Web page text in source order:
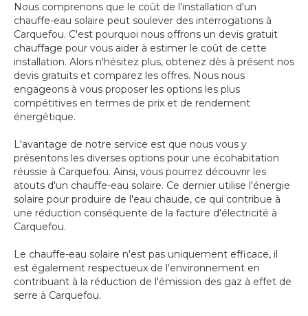
Nous comprenons que le coût de l'installation d'un
chauffe-eau solaire peut soulever des interrogations à
Carquefou. C'est pourquoi nous offrons un devis gratuit
chauffage pour vous aider à estimer le coût de cette
installation. Alors n'hésitez plus, obtenez dès à présent nos
devis gratuits et comparez les offres. Nous nous
engageons à vous proposer les options les plus
compétitives en termes de prix et de rendement
énergétique.
L'avantage de notre service est que nous vous y
présentons les diverses options pour une écohabitation
réussie à Carquefou. Ainsi, vous pourrez découvrir les
atouts d'un chauffe-eau solaire. Ce dernier utilise l'énergie
solaire pour produire de l'eau chaude, ce qui contribue à
une réduction conséquente de la facture d'électricité à
Carquefou.
Le chauffe-eau solaire n'est pas uniquement efficace, il
est également respectueux de l'environnement en
contribuant à la réduction de l'émission des gaz à effet de
serre à Carquefou.